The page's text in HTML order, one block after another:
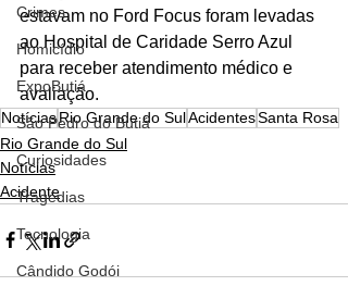
Crimes
Homicídio
ExpoButiá
São Pedro do Butiá
Curiosidades
Tragédias
Tecnologia
Cândido Godói
estavam no Ford Focus foram levadas
ao Hospital de Caridade Serro Azul
para receber atendimento médico e
avaliação.
NotíciasRio Grande do SulAcidentesSanta Rosa
Rio Grande do Sul
Notícias
Acidente